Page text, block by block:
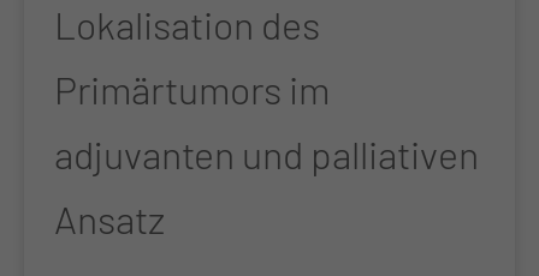
Lokalisation des
Primärtumors im
adjuvanten und palliativen
Ansatz